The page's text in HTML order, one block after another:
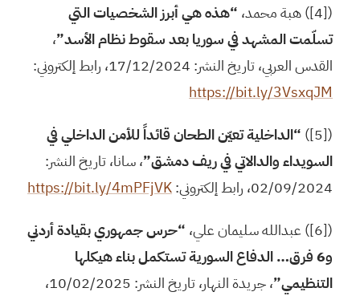
([4]) هبة محمد،
“هذه هي أبرز الشخصيات التي
تسلّمت المشهد في سوريا بعد سقوط نظام الأسد”،
القدس العربي، تاريخ النشر: 17/12/2024، رابط إلكتروني:
https://bit.ly/3VsxqJM
([5])
“الداخلية تعيّن الطحان قائداً للأمن الداخلي في
السويداء والدالاتي في ريف دمشق”، سانا، تاريخ النشر:
02/09/2024، رابط إلكتروني:
https://bit.ly/4mPFjVK
([6]) عبدالله سليمان علي،
“حرس جمهوري بقيادة أردني
و6 فرق… الدفاع السورية تستكمل بناء هيكلها
التنظيمي”
، جريدة النهار، تاريخ النشر: 10/02/2025،